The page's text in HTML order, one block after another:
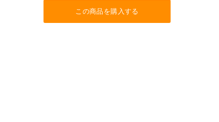
この商品を購入する